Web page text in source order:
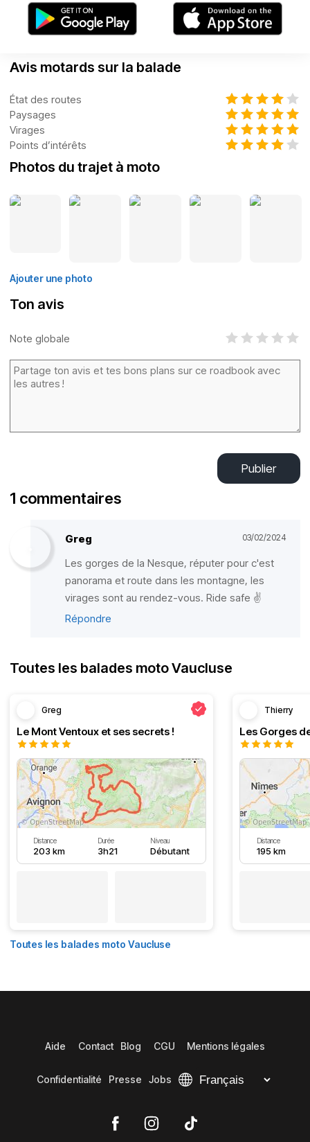
Avis motards sur la balade
État des routes
Paysages
Virages
Points d’intérêts
Photos du trajet à moto
Ajouter une photo
Ton avis
Note globale
Publier
1 commentaires
Greg 03/02/2024
Les gorges de la Nesque, réputer pour c'est
panorama et route dans les montagne, les
virages sont au rendez-vous. Ride safe ✌️
Répondre
Toutes les balades moto Vaucluse
Greg
Le Mont Ventoux et ses secrets !
Distance
203 km
Durée
3h21
Niveau
Débutant
Thierry
Les Gorges
Distance
195 km
Toutes les balades moto Vaucluse
Aide Contact Blog CGU Mentions légales
Confidentialité Presse Jobs